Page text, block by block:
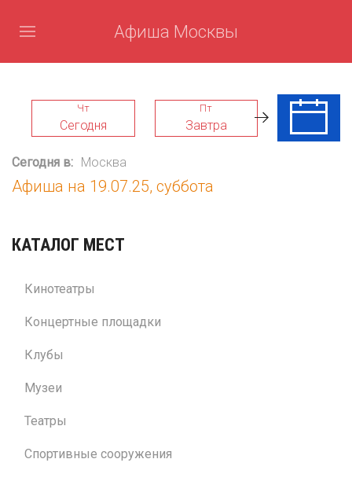
Афиша Москвы
Чт
Сегодня
Пт
Завтра
Сб
Сегодня в: Москва
Афиша на 19.07.25, суббота
КАТАЛОГ МЕСТ
Кинотеатры
Концертные площадки
Клубы
Музеи
Театры
Спортивные сооружения